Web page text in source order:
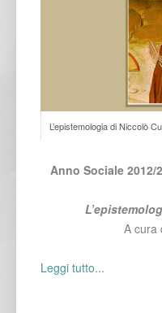
L’epistemologia di Niccolò
Anno Sociale 2012/
A cura
Leggi tutto...